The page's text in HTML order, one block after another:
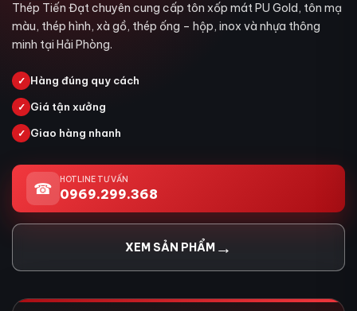
Thép Tiến Đạt chuyên cung cấp tôn xốp mát PU Gold, tôn mạ
màu, thép hình, xà gồ, thép ống – hộp, inox và nhựa thông
minh tại Hải Phòng.
✓ Hàng đúng quy cách
✓ Giá tận xưởng
✓ Giao hàng nhanh
☎ HOTLINE TƯ VẤN
0969.299.368
XEM SẢN PHẨM →